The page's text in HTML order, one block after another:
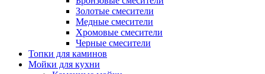
Золотые смесители
Медные смесители
Хромовые смесители
Черные смесители
Топки для каминов
Мойки для кухни